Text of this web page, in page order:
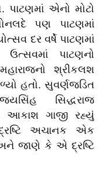
પાટણમાં એનો મોટો
પણ પાટણમાં
દર વર્ષે પાટણમાં
પાટણનો
શ્રીકલશ
હતો. સુવર્ણજડિત
સિદ્ધરાજ
આકાશ ગાજી રહ્યું
અચાનક એક
જાણે કે એ દ્રષ્ટિ